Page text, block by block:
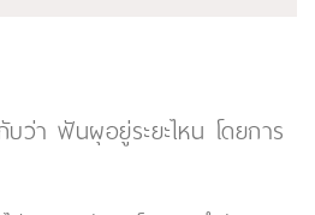
ว่า ฟันผุอยู่ระยะไหน โดยการ